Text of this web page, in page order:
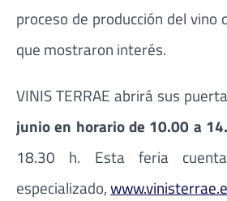
proceso de producción del vino
que mostraron interés.
VINIS TERRAE abrirá sus
junio en horario de 10.00 a
18.30 h. Esta feria
especializado,